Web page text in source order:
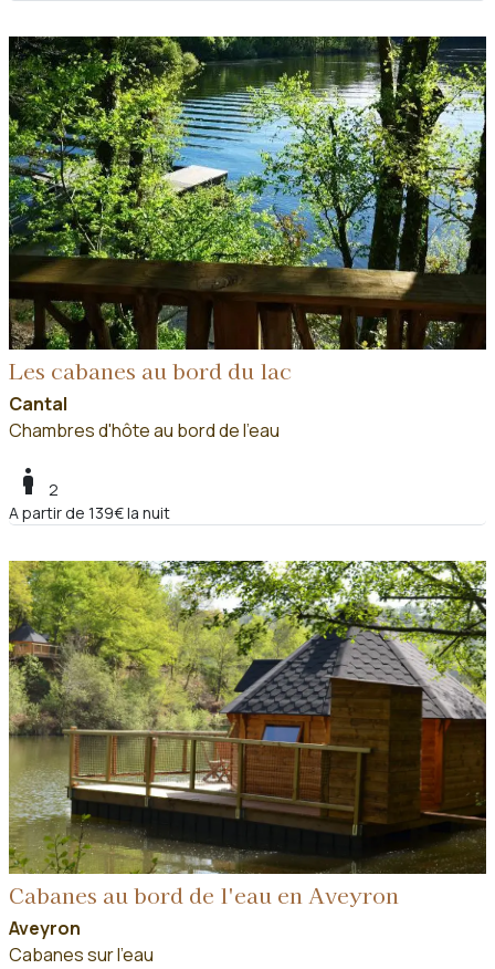
Les cabanes au bord du lac
Cantal
Chambres d'hôte au bord de l'eau
boy
2
A partir de 139€ la nuit
Cabanes au bord de l'eau en Aveyron
Aveyron
Cabanes sur l'eau